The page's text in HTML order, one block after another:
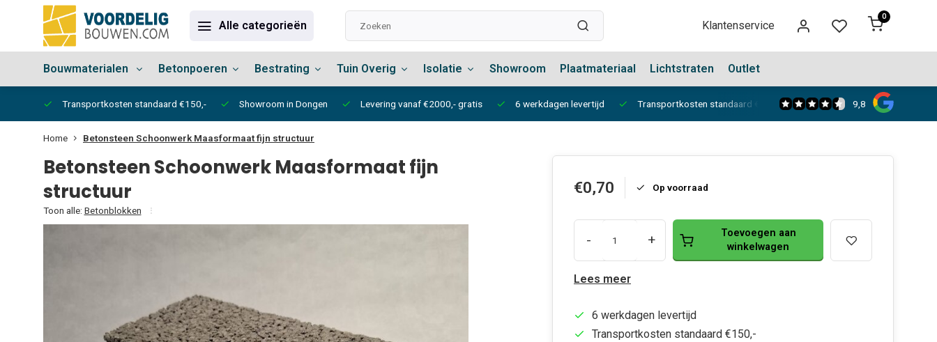
Alle categorieën Klantenservice
0
Bouwmaterialen Betonpoeren Bestrating Tuin Overig Isolatie Showroom Plaatmateriaal Lichtstraten Outlet
Transportkosten standaard €150,- Showroom in Dongen Levering vanaf €2000,- gratis 6 werkdagen levertijd Transportkosten standaard €150,- Showroom in Dongen
9,8
Home Betonsteen Schoonwerk Maasformaat fijn structuur
Betonsteen Schoonwerk Maasformaat fijn
structuur
Toon alle: Betonblokken
€0,70 Op voorraad
- +
Toevoegen aan
winkelwagen
Lees meer
6 werkdagen levertijd
Transportkosten standaard €150,-